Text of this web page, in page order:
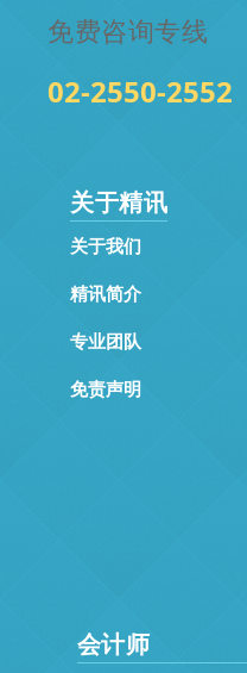
免费咨询专线
02-2550-2552
关于精讯
关于我们
精讯简介
专业团队
免责声明
会计师